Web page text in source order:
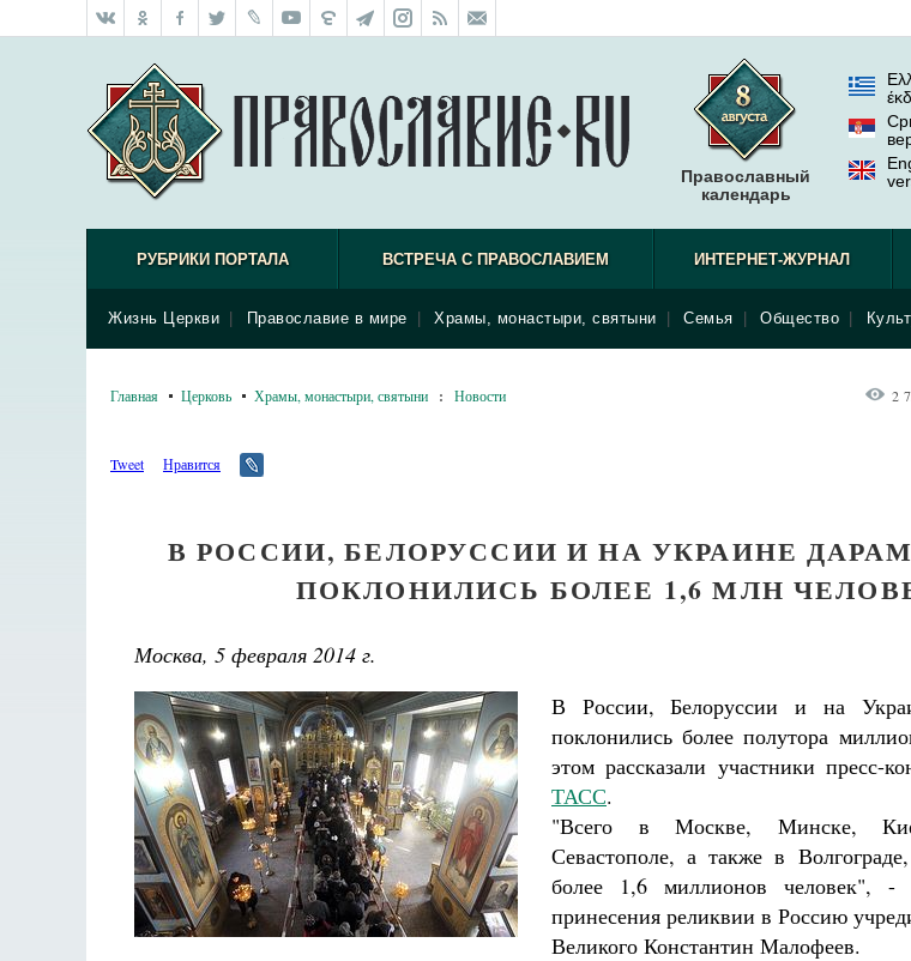
Православный
календарь
РУБРИКИ ПОРТАЛА ВСТРЕЧА С ПРАВОСЛАВИЕМ ИНТЕРНЕТ-ЖУРНАЛ
Жизнь Церкви Православие в мире Храмы, монастыри, святыни Семья Общество
Главная Церковь Храмы, монастыри, святыни : Новости 2
Tweet Нравится
В РОССИИ, БЕЛОРУССИИ И НА УКРАИНЕ
ПОКЛОНИЛИСЬ БОЛЕЕ 1,6 МЛН
Москва, 5 февраля 2014 г.
В России, Белоруссии и на
поклонились более полутора
этом рассказали участники пресс-
ТАСС.
"Всего в Москве, Минске,
Севастополе, а также в
более 1,6 миллионов человек", -
принесения реликвии в Россию
Великого Константин Малофеев.